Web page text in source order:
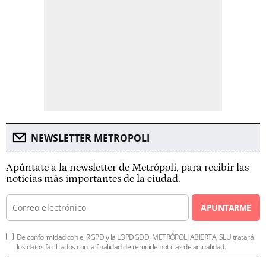
NEWSLETTER METROPOLI
Apúntate a la newsletter de Metrópoli, para recibir las
noticias más importantes de la ciudad.
APUNTARME
De conformidad con el RGPD y la LOPDGDD, METRÓPOLI ABIERTA, SLU tratará
los datos facilitados con la finalidad de remitirle noticias de actualidad.